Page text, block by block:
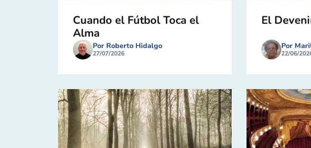
Cuando el Fútbol Toca el
Alma
Por Roberto Hidalgo
27/07/2026
El
Por
22/06/